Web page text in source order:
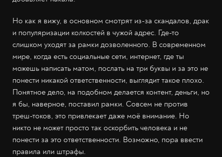
Но как я вижу, в основном смотрят из-за скандалов, драк
и популяризации колкостей в чужой адрес. Где-то
слишком уходят за рамки дозволенного. В современном
мире, когда есть социальные сети, интернет, где ты
можешь написать матом, послать на три буквы и за это не
понести никакой ответственности, выглядит такое плохо.
Понятное дело, на подобном делается контент, деньги, но
я бы, наверное, поставил рамки. Совсем не против
треш-токов, это привлекает даже моё внимание. Но
никто не может просто так оскорбить человека и не
понести за это ответственности. Возможно, пора ввести
правила или штрафы.